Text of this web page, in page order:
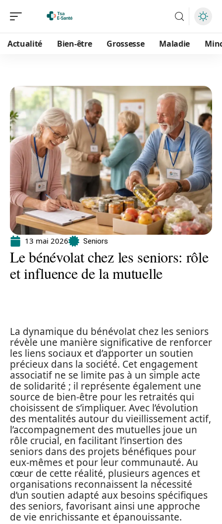
Actualité Bien-être Grossesse Maladie
13 mai 2026 Seniors
Le bénévolat chez les seniors: rôle
et influence de la mutuelle
La dynamique du bénévolat chez les seniors
révèle une manière significative de renforcer
les liens sociaux et d’apporter un soutien
précieux dans la société. Cet engagement
associatif ne se limite pas à un simple acte
de solidarité ; il représente également une
source de bien-être pour les retraités qui
choisissent de s’impliquer. Avec l’évolution
des mentalités autour du vieillissement actif,
l’accompagnement des mutuelles joue un
rôle crucial, en facilitant l’insertion des
seniors dans des projets bénéfiques pour
eux-mêmes et pour leur communauté. Au
cœur de cette réalité, plusieurs agences et
organisations reconnaissent la nécessité
d’un soutien adapté aux besoins spécifiques
des seniors, favorisant ainsi une approche
de vie enrichissante et épanouissante.